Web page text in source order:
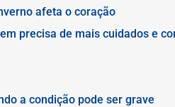
afeta o coração
precisa de mais cuidados e
a condição pode ser grave